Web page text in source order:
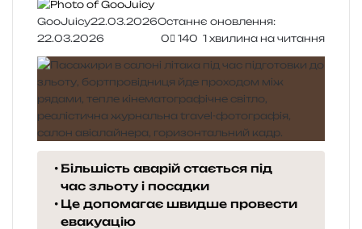
GooJuicy22.03.2026Останнє оновлення:
22.03.2026
0 140 1 хвилина на читання
Більшість аварій стається під
час зльоту і посадки
Це допомагає швидше провести
евакуацію